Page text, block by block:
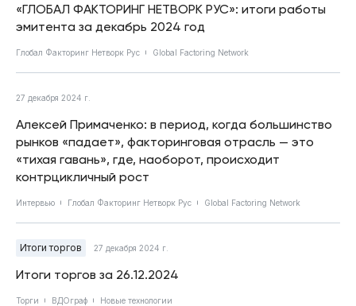
«ГЛОБАЛ ФАКТОРИНГ НЕТВОРК РУС»: итоги работы
эмитента за декабрь 2024 год
Глобал Факторинг Нетворк Рус Global Factoring Network
27 декабря 2024 г.
Алексей Примаченко: в период, когда большинство
рынков «падает», факторинговая отрасль — это
«тихая гавань», где, наоборот, происходит
контрцикличный рост
Интервью Глобал Факторинг Нетворк Рус Global Factoring Network
Итоги торгов 27 декабря 2024 г.
Итоги торгов за 26.12.2024
Торги ВДОграф Новые технологии